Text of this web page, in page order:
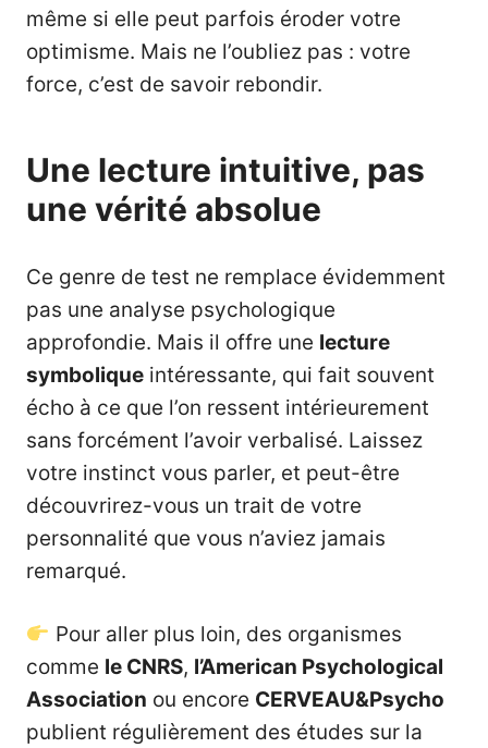
même si elle peut parfois éroder votre
optimisme. Mais ne l’oubliez pas : votre
force, c’est de savoir rebondir.
Une lecture intuitive, pas
une vérité absolue
Ce genre de test ne remplace évidemment
pas une analyse psychologique
approfondie. Mais il offre une lecture
symbolique intéressante, qui fait souvent
écho à ce que l’on ressent intérieurement
sans forcément l’avoir verbalisé. Laissez
votre instinct vous parler, et peut-être
découvrirez-vous un trait de votre
personnalité que vous n’aviez jamais
remarqué.
Pour aller plus loin, des organismes
comme le CNRS, l’American Psychological
Association ou encore CERVEAU&Psycho
publient régulièrement des études sur la